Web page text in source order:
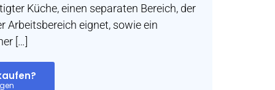
Küche, einen separaten Bereich, der
Arbeitsbereich eignet, sowie ein
[…]